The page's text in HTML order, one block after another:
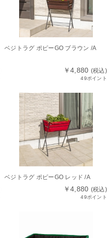
ベジトラグ ポピーGO ブラウン /A
￥4,880 (税込)
49ポイント
ベジトラグ ポピーGO レッド /A
￥4,880 (税込)
49ポイント